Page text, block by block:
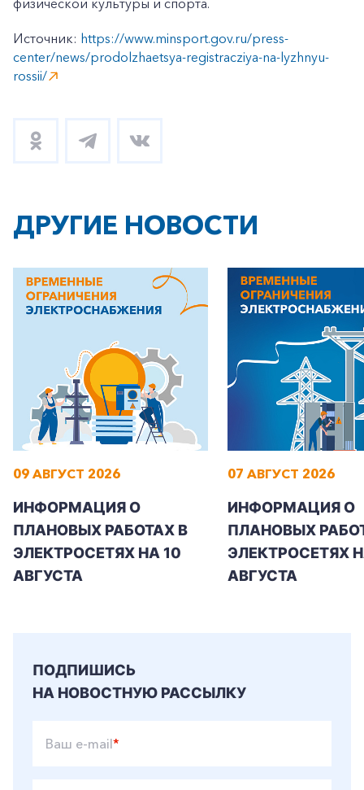
+7-800-700-24-57
Частным клиентам
Корпоративным клиентам
физической культуры и спорта.
Источник: https://www.minsport.gov.ru/press-
center/news/prodolzhaetsya-registracziya-na-lyzhnyu-
rossii/
ДРУГИЕ НОВОСТИ
09 АВГУСТ 2026
ИНФОРМАЦИЯ О
ПЛАНОВЫХ РАБОТАХ В
ЭЛЕКТРОСЕТЯХ НА 10
АВГУСТА
07 АВГУСТ 2026
ИНФОРМАЦИЯ О
ПЛАНОВЫХ
ЭЛЕКТРОСЕТЯХ
АВГУСТА
ПОДПИШИСЬ
НА НОВОСТНУЮ РАССЫЛКУ
Ваш e-mail*